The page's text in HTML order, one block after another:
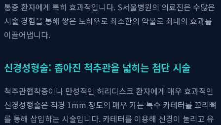
통증 환자에게 특히 효과적입니다. S서울병원의 의료진은 수많은
시술 경험을 통해 쌓은 노하우로 최소한의 약물로 최대의 효과를
이끌어냅니다.
신경성형술: 좁아진 척추관을 넓히는 첨단 시술
척추관협착증이나 만성적인 허리디스크 환자에게 매우 효과적인
신경성형술은 직경 1mm 정도의 매우 가는 특수 카테터를 꼬리뼈
를 통해 삽입하는 시술입니다. 카테터를 이용해 신경이 눌리고 유